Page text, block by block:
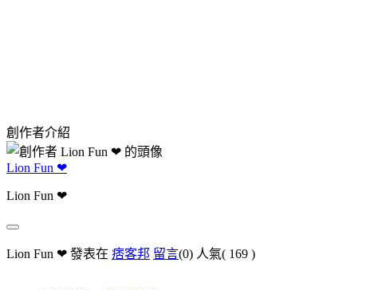
創作者介紹
Lion Fun ❤
Lion Fun ❤
Lion Fun ❤ 發表在 痞客邦 留言(0) 人氣( 169 )